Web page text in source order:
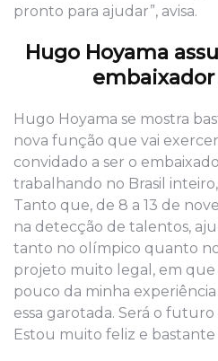
pronto para ajudar”, avisa.
Hugo Hoyama
embaixador
Hugo Hoyama se mostra
nova função que vai
convidado a ser o
trabalhando no Brasil
Tanto que, de 8 a 13 de
na detecção de talentos,
tanto no olímpico quanto
projeto muito legal, em
pouco da minha
essa garotada. Será o
Estou muito feliz e bastante